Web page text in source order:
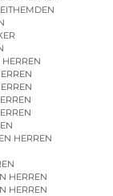
HERREN
HERREN
HERREN